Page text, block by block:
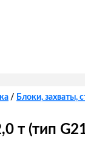
/ Блоки, захваты,
т (тип